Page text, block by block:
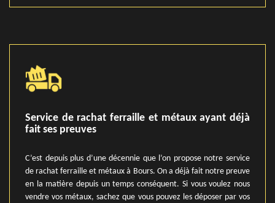
Service de rachat ferraille et métaux ayant déjà
fait ses preuves
C’est depuis plus d’une décennie que l’on propose notre service
de rachat ferraille et métaux à Bours. On a déjà fait notre preuve
en la matière depuis un temps conséquent. Si vous voulez nous
vendre vos métaux, sachez que vous pouvez les déposer par vos